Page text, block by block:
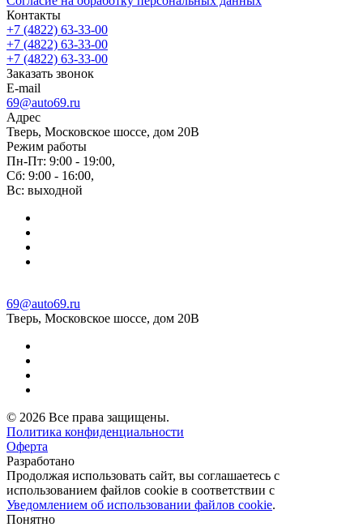
Контакты
+7 (4822) 63-33-00
+7 (4822) 63-33-00
+7 (4822) 63-33-00
Заказать звонок
E-mail
69@auto69.ru
Адрес
Тверь, Московское шоссе, дом 20В
Режим работы
Пн-Пт: 9:00 - 19:00,
Сб: 9:00 - 16:00,
Вс: выходной
69@auto69.ru
Тверь, Московское шоссе, дом 20В
© 2026 Все права защищены.
Политика конфиденциальности
Оферта
Разработано
Продолжая использовать сайт, вы соглашаетесь с
использованием файлов cookie в соответствии с
Уведомлением об использовании файлов cookie.
Понятно